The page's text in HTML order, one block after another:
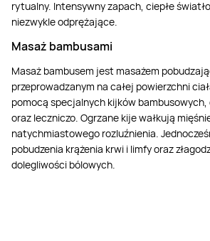
rytualny. Intensywny zapach, ciepłe
niezwykle odprężające.
Masaż bambusami
Masaż bambusem jest masażem
przeprowadzanym na całej powierzchni
pomocą specjalnych kijków bambusowych,
oraz leczniczo. Ogrzane kije wałkują
natychmiastowego rozluźnienia.
pobudzenia krążenia krwi i limfy oraz
dolegliwości bólowych.